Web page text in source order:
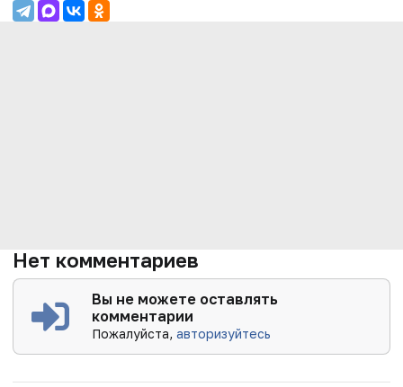
Нет комментариев
Вы не можете оставлять
комментарии
Пожалуйста,авторизуйтесь